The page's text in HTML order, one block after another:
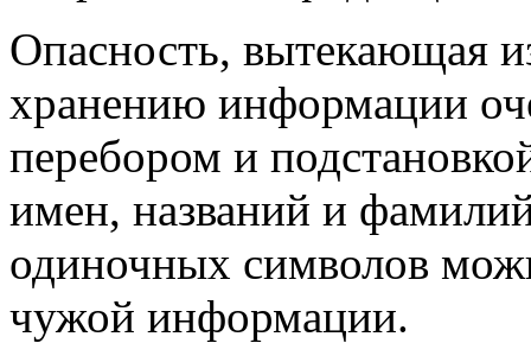
Опасность, вытекающая
хранению информации
перебором и
имен, названий и
одиночных символов
чужой информации.